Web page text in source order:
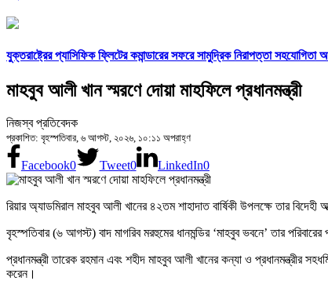
যুক্তরাষ্ট্রের প্যাসিফিক ফ্লিটের কমান্ডারের সফরে সামুদ্রিক নিরাপত্তা
মাহবুব আলী খান স্মরণে দোয়া মাহফিলে প্রধানমন্ত্রী
নিজস্ব প্রতিবেদক
প্রকাশিত: বৃহস্পতিবার, ৬ আগস্ট, ২০২৬, ১০:১১ অপরাহ্ণ
Facebook0 Tweet0 LinkedIn0
রিয়ার অ্যাডমিরাল মাহবুব আলী খানের ৪২তম শাহাদাত বার্ষিকী উপলক্ষে তার
বৃহস্পতিবার (৬ আগস্ট) বাদ মাগরিব মরহুমের ধানমন্ডির ‘মাহবুব ভবনে’ তার
প্রধানমন্ত্রী তারেক রহমান এবং শহীদ মাহবুব আলী খানের কন্যা ও প্রধানমন্ত্রীর
করেন।